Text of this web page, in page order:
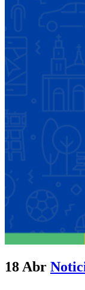
18 Abr